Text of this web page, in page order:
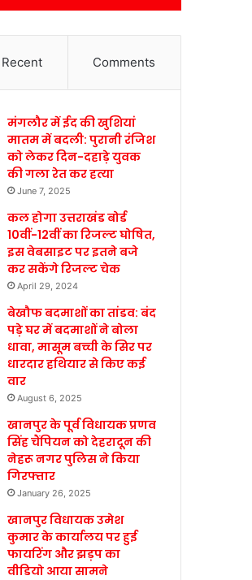
Recent Comments
मंगलौर में ईद की खुशियां
मातम में बदली: पुरानी रंजिश
को लेकर दिन-दहाड़े युवक
की गला रेत कर हत्या
June 7, 2025
कल होगा उत्तराखंड बोर्ड
10वीं-12वीं का रिजल्ट घोषित,
इस वेबसाइट पर इतने बजे
कर सकेंगे रिजल्ट चेक
April 29, 2024
बेखौफ बदमाशों का तांडव: बंद
पड़े घर में बदमाशों ने बोला
धावा, मासूम बच्ची के सिर पर
धारदार हथियार से किए कई
वार
August 6, 2025
खानपुर के पूर्व विधायक प्रणव
सिंह चैंपियन को देहरादून की
नेहरू नगर पुलिस ने किया
गिरफ्तार
January 26, 2025
खानपुर विधायक उमेश
कुमार के कार्यालय पर हुई
फायरिंग और झड़प का
वीडियो आया सामने